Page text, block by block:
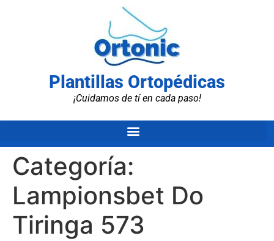
Plantillas Ortopédicas
¡Cuidamos de tí en cada paso!
Categoría:
Lampionsbet Do
Tiringa 573